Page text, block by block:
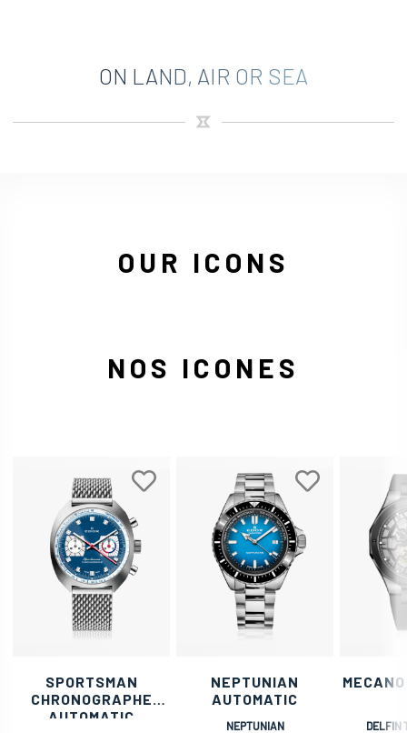
ON LAND, AIR OR SEA
OUR ICONS
NOS ICONES
SPORTSMAN
CHRONOGRAPHE
AUTOMATIC
NEPTUNIAN
AUTOMATIC
NEPTUNIAN DELFIN